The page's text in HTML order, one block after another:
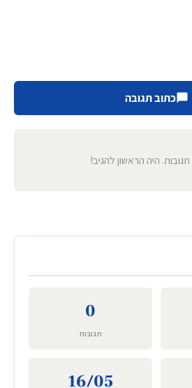
כתוב תגובה
תגובות. היה הראשון להגיב!
0
תגובות
16/05